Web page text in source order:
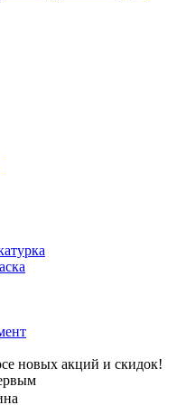
новых акций и скидок!